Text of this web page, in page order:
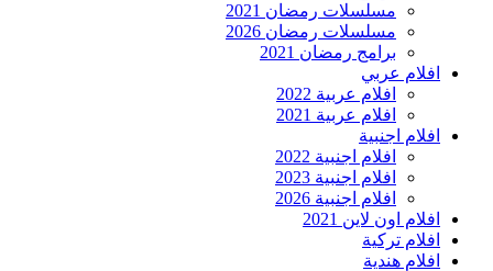
مسلسلات رمضان 2021
مسلسلات رمضان 2026
برامج رمضان 2021
افلام عربي
افلام عربية 2022
افلام عربية 2021
افلام اجنبية
افلام اجنبية 2022
افلام اجنبية 2023
افلام اجنبية 2026
افلام اون لاين 2021
افلام تركية
افلام هندية